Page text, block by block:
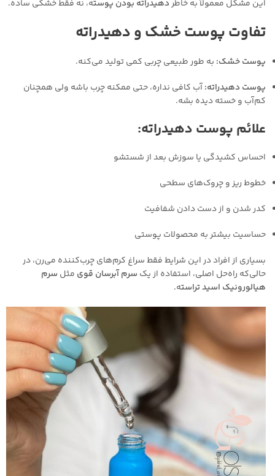
این مشکل معمولاً به خاطردهیدراته بودن پوسته، نه فقط خشکی ساده.
تفاوت پوست خشک و دهیدراته
پوست خشک: به طور طبیعی چربی کمی تولید می‌کنه.
پوست دهیدراته:آب کافی نداره، حتی ممکنه چرب باشه ولی همچنان
کم‌آب و خسته دیده بشه.
علائم پوست دهیدراته:
احساس کشیدگی یا سوزش بعد از شستشو
خطوط ریز و چروک‌های سطحی
کدر شدن و از دست دادن شفافیت
حساسیت بیشتر به محصولات پوستی
بسیاری از افراد در این شرایط فقط سراغ کرم‌های چرب‌کننده می‌رن، در
حالی‌که راه‌حل اصلی، استفاده از یک سرم آبرسان قوی مثل سرم
هیالورونیک اسید تراسته.